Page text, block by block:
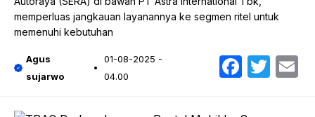
memperluas jangkauan layanannya ke segmen ritel untuk
memenuhi kebutuhan
Agus
sujarwo
01-08-2025 -
04.00